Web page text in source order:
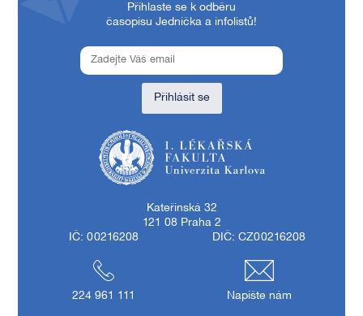
Přihlaste se k odběru
časopisu Jednička a infolistů!
Přihlásit se
Kateřinská 32
121 08 Praha 2
IČ: 00216208
DIČ: CZ00216208
224 961 111 Napište nám